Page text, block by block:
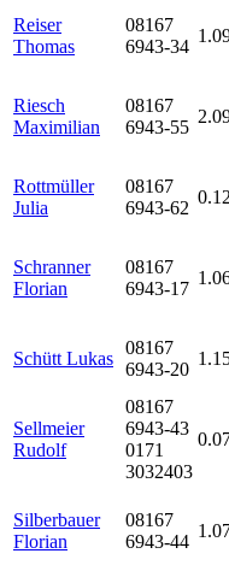
Reiser
Thomas
08167
6943-34
Riesch
Maximilian
08167
6943-55
Rottmüller
Julia
08167
6943-62
0.12
Schranner
Florian
08167
6943-17
Schütt Lukas
08167
6943-20
Sellmeier
Rudolf
08167
6943-43
0171
3032403
Silberbauer
Florian
08167
6943-44